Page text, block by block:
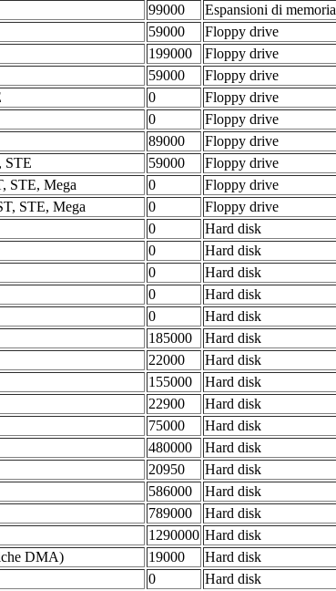
99000 Espansioni di memoria
59000
Floppy drive
199000
Floppy drive
59000
Floppy drive
0
Floppy drive
0
Floppy drive
89000
Floppy drive
STE
59000
Floppy drive
STE, Mega
0
Floppy drive
STE, Mega
0
Floppy drive
0 Hard disk
0 Hard disk
0 Hard disk
0 Hard disk
0 Hard disk
185000 Hard disk
22000 Hard disk
155000 Hard disk
22900 Hard disk
75000 Hard disk
480000 Hard disk
20950 Hard disk
586000 Hard disk
789000 Hard disk
1290000 Hard disk
DMA)
19000
Hard disk
0
Hard disk